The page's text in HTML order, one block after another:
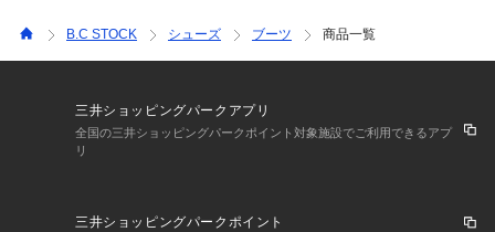
B.C STOCK シューズ ブーツ 商品一覧
三井ショッピングパークアプリ
全国の三井ショッピングパークポイント対象施設でご利用できるアプ
リ
三井ショッピングパークポイント